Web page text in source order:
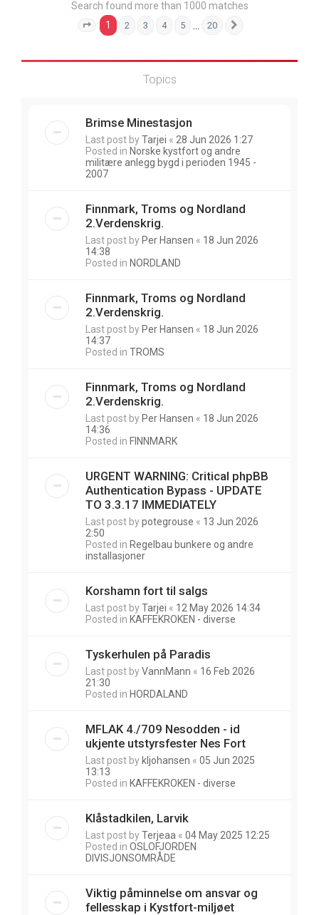
Search found more than 1000 matches
Page 1 of 20
1 2 3 4 5 20
Topics
Brimse Minestasjon
Last post byTarjei « 28 Jun 2026 1:27
Posted in Norske kystfort og andre
militære anlegg bygd i perioden 1945 -
2007
Finnmark, Troms og Nordland
2.Verdenskrig.
Last post by Per Hansen « 18 Jun 2026
14:38
Posted in NORDLAND
Finnmark, Troms og Nordland
2.Verdenskrig.
Last post by Per Hansen « 18 Jun 2026
14:37
Posted in TROMS
Finnmark, Troms og Nordland
2.Verdenskrig.
Last post by Per Hansen « 18 Jun 2026
14:36
Posted in FINNMARK
URGENT WARNING: Critical phpBB
Authentication Bypass - UPDATE
TO 3.3.17 IMMEDIATELY
Last post bypotegrouse « 13 Jun 2026
2:50
Posted in Regelbau bunkere og andre
installasjoner
Korshamn fort til salgs
Last post byTarjei « 12 May 2026 14:34
Posted in KAFFEKROKEN - diverse
Tyskerhulen på Paradis
Last post byVannMann « 16 Feb 2026
21:30
Posted in HORDALAND
MFLAK 4./709 Nesodden - id
ukjente utstyrsfester Nes Fort
Last post by kljohansen « 05 Jun 2025
13:13
Posted in KAFFEKROKEN - diverse
Klåstadkilen, Larvik
Last post byTerjeaa « 04 May 2025 12:25
Posted in OSLOFJORDEN
DIVISJONSOMRÅDE
Viktig påminnelse om ansvar og
fellesskap i Kystfort-miljøet